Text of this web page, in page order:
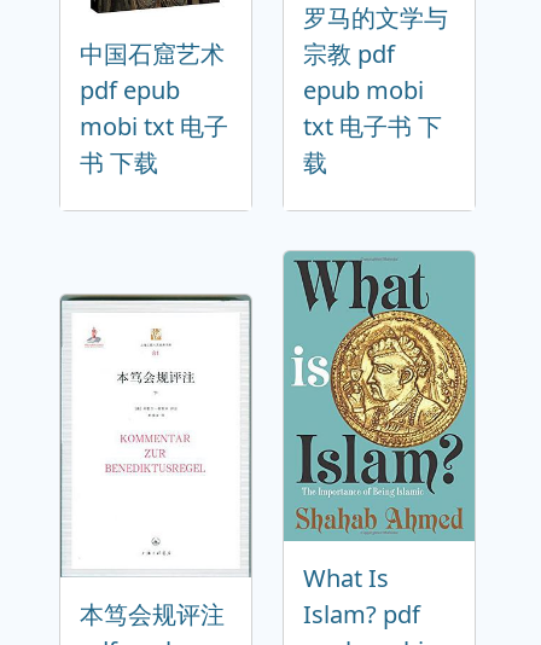
中国石窟艺术
pdf epub
mobi txt 电子
书 下载
罗马的文学与
宗教 pdf
epub mobi
txt 电子书 下
载
本笃会规评注
What Is
Islam? pdf